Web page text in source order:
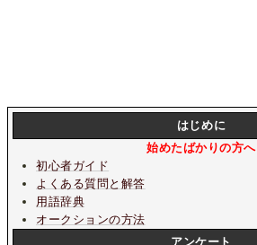
はじめに
始めたばかりの方へ
初心者ガイド
よくある質問と解答
用語辞典
オークションの方法
アンケート